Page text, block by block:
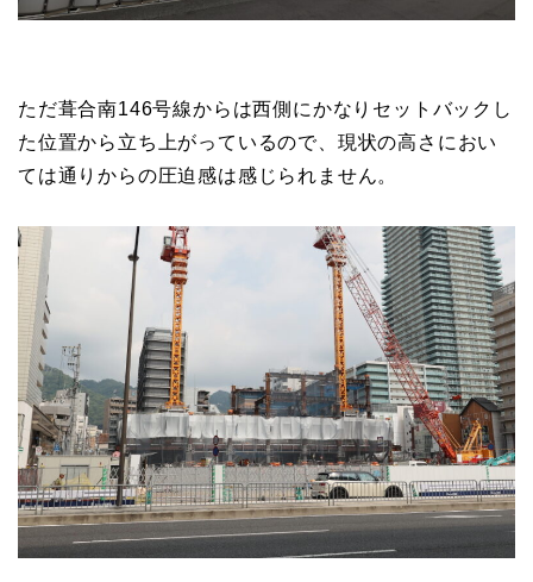
ただ葺合南146号線からは西側にかなりセットバックし
た位置から立ち上がっているので、現状の高さにおい
ては通りからの圧迫感は感じられません。